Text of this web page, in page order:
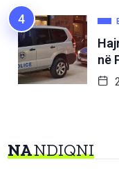
në
NANDIQNI